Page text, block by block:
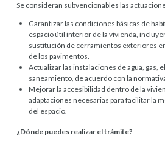
Se consideran subvencionables las
Garantizar las condiciones básicas de
espacio útil interior de la vivienda,
sustitución de cerramientos exteriores
de los pavimentos.
Actualizar las instalaciones de agua, gas,
saneamiento, de acuerdo con la
Mejorar la accesibilidad dentro de la
adaptaciones necesarias para facilitar la
del espacio.
¿Dónde puedes realizar el trámite?